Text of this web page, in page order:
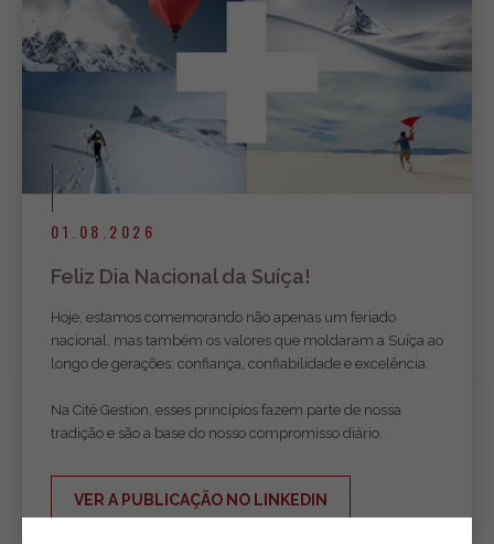
01.08.2026
Feliz Dia Nacional da Suíça!
Hoje, estamos comemorando não apenas um feriado
nacional, mas também os valores que moldaram a Suíça ao
longo de gerações: confiança, confiabilidade e excelência.
Na Cité Gestion, esses princípios fazem parte de nossa
tradição e são a base do nosso compromisso diário.
VER A PUBLICAÇÃO NO LINKEDIN